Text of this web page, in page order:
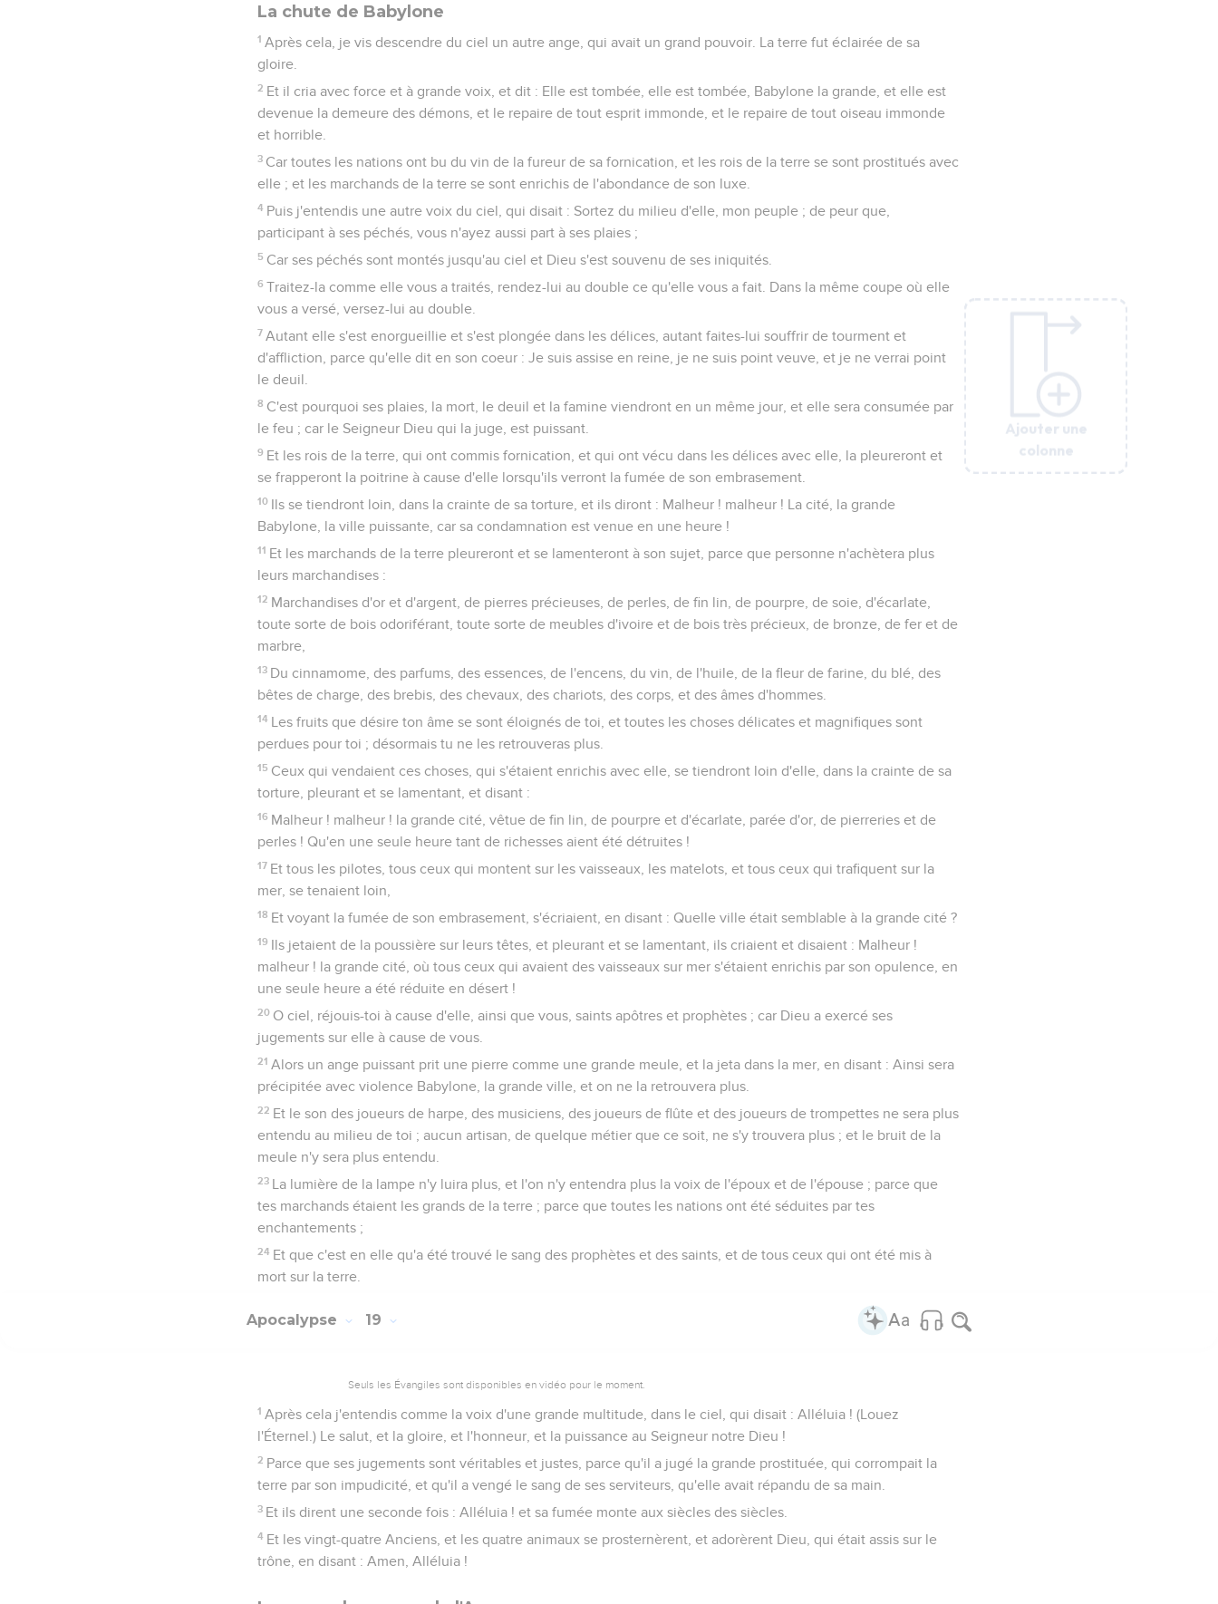
Ajouter une
colonne
Ajouter une
colonne
La chute de Babylone
1 Après cela, je vis descendre du ciel un autre ange, qui avait un grand pouvoir. La terre fut éclairée de sa
gloire.
2 Et il cria avec force et à grande voix, et dit : Elle est tombée, elle est tombée, Babylone la grande, et elle est
devenue la demeure des démons, et le repaire de tout esprit immonde, et le repaire de tout oiseau immonde
et horrible.
3 Car toutes les nations ont bu du vin de la fureur de sa fornication, et les rois de la terre se sont prostitués avec
elle ; et les marchands de la terre se sont enrichis de l'abondance de son luxe.
4 Puis j'entendis une autre voix du ciel, qui disait : Sortez du milieu d'elle, mon peuple ; de peur que,
participant à ses péchés, vous n'ayez aussi part à ses plaies ;
5 Car ses péchés sont montés jusqu'au ciel et Dieu s'est souvenu de ses iniquités.
6 Traitez-la comme elle vous a traités, rendez-lui au double ce qu'elle vous a fait. Dans la même coupe où elle
vous a versé, versez-lui au double.
7 Autant elle s'est enorgueillie et s'est plongée dans les délices, autant faites-lui souffrir de tourment et
d'affliction, parce qu'elle dit en son coeur : Je suis assise en reine, je ne suis point veuve, et je ne verrai point
le deuil.
8 C'est pourquoi ses plaies, la mort, le deuil et la famine viendront en un même jour, et elle sera consumée par
le feu ; car le Seigneur Dieu qui la juge, est puissant.
9 Et les rois de la terre, qui ont commis fornication, et qui ont vécu dans les délices avec elle, la pleureront et
se frapperont la poitrine à cause d'elle lorsqu'ils verront la fumée de son embrasement.
10 Ils se tiendront loin, dans la crainte de sa torture, et ils diront : Malheur ! malheur ! La cité, la grande
Babylone, la ville puissante, car sa condamnation est venue en une heure !
11 Et les marchands de la terre pleureront et se lamenteront à son sujet, parce que personne n'achètera plus
leurs marchandises :
12 Marchandises d'or et d'argent, de pierres précieuses, de perles, de fin lin, de pourpre, de soie, d'écarlate,
toute sorte de bois odoriférant, toute sorte de meubles d'ivoire et de bois très précieux, de bronze, de fer et de
marbre,
13 Du cinnamome, des parfums, des essences, de l'encens, du vin, de l'huile, de la fleur de farine, du blé, des
bêtes de charge, des brebis, des chevaux, des chariots, des corps, et des âmes d'hommes.
14 Les fruits que désire ton âme se sont éloignés de toi, et toutes les choses délicates et magnifiques sont
perdues pour toi ; désormais tu ne les retrouveras plus.
15 Ceux qui vendaient ces choses, qui s'étaient enrichis avec elle, se tiendront loin d'elle, dans la crainte de sa
torture, pleurant et se lamentant, et disant :
16 Malheur ! malheur ! la grande cité, vêtue de fin lin, de pourpre et d'écarlate, parée d'or, de pierreries et de
perles ! Qu'en une seule heure tant de richesses aient été détruites !
17 Et tous les pilotes, tous ceux qui montent sur les vaisseaux, les matelots, et tous ceux qui trafiquent sur la
mer, se tenaient loin,
18 Et voyant la fumée de son embrasement, s'écriaient, en disant : Quelle ville était semblable à la grande cité ?
19 Ils jetaient de la poussière sur leurs têtes, et pleurant et se lamentant, ils criaient et disaient : Malheur !
malheur ! la grande cité, où tous ceux qui avaient des vaisseaux sur mer s'étaient enrichis par son opulence, en
une seule heure a été réduite en désert !
20 O ciel, réjouis-toi à cause d'elle, ainsi que vous, saints apôtres et prophètes ; car Dieu a exercé ses
jugements sur elle à cause de vous.
21 Alors un ange puissant prit une pierre comme une grande meule, et la jeta dans la mer, en disant : Ainsi sera
précipitée avec violence Babylone, la grande ville, et on ne la retrouvera plus.
22 Et le son des joueurs de harpe, des musiciens, des joueurs de flûte et des joueurs de trompettes ne sera plus
entendu au milieu de toi ; aucun artisan, de quelque métier que ce soit, ne s'y trouvera plus ; et le bruit de la
meule n'y sera plus entendu.
23 La lumière de la lampe n'y luira plus, et l'on n'y entendra plus la voix de l'époux et de l'épouse ; parce que
tes marchands étaient les grands de la terre ; parce que toutes les nations ont été séduites par tes
enchantements ;
24 Et que c'est en elle qu'a été trouvé le sang des prophètes et des saints, et de tous ceux qui ont été mis à
mort sur la terre.
Ajouter une
colonne
Apocalypse 19
Seuls les Évangiles sont disponibles en vidéo pour le moment.
1 Après cela j'entendis comme la voix d'une grande multitude, dans le ciel, qui disait : Alléluia ! (Louez
l'Éternel.) Le salut, et la gloire, et l'honneur, et la puissance au Seigneur notre Dieu !
2 Parce que ses jugements sont véritables et justes, parce qu'il a jugé la grande prostituée, qui corrompait la
terre par son impudicité, et qu'il a vengé le sang de ses serviteurs, qu'elle avait répandu de sa main.
3 Et ils dirent une seconde fois : Alléluia ! et sa fumée monte aux siècles des siècles.
4 Et les vingt-quatre Anciens, et les quatre animaux se prosternèrent, et adorèrent Dieu, qui était assis sur le
trône, en disant : Amen, Alléluia !
Ajouter une
colonne
Ajouter une
colonne
Ajouter une
colonne